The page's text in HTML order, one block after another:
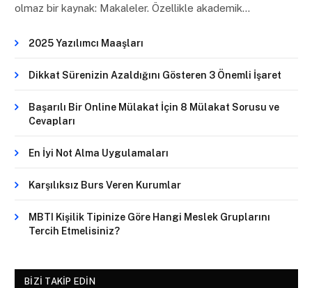
olmaz bir kaynak: Makaleler. Özellikle akademik…
2025 Yazılımcı Maaşları
Dikkat Sürenizin Azaldığını Gösteren 3 Önemli İşaret
Başarılı Bir Online Mülakat İçin 8 Mülakat Sorusu ve
Cevapları
En İyi Not Alma Uygulamaları
Karşılıksız Burs Veren Kurumlar
MBTI Kişilik Tipinize Göre Hangi Meslek Gruplarını
Tercih Etmelisiniz?
BIZI TAKIP EDIN